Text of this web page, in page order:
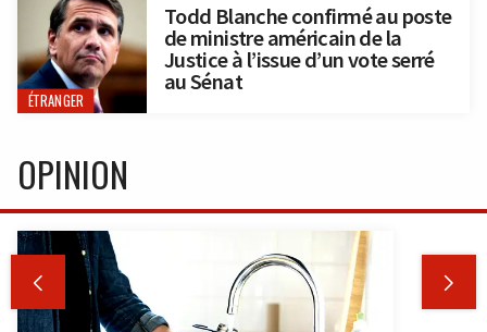
ÉTRANGER
Todd Blanche confirmé au poste
de ministre américain de la
Justice à l’issue d’un vote serré
au Sénat
OPINION
 